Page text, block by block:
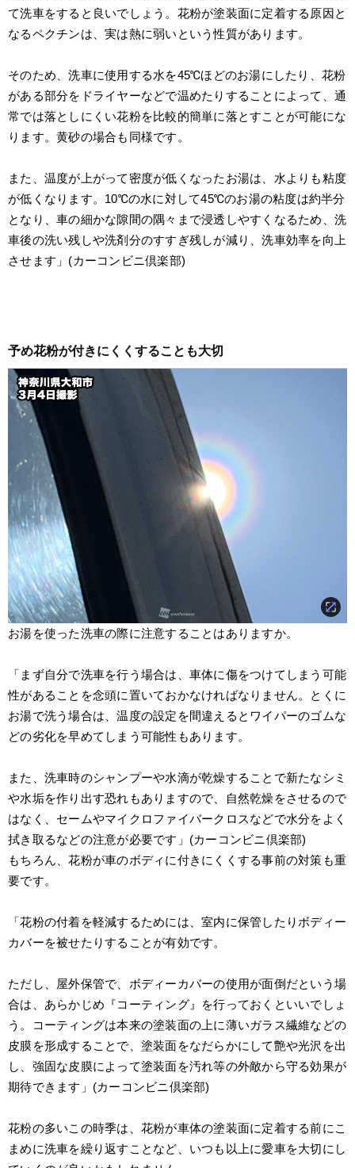
て洗車をすると良いでしょう。花粉が塗装面に定着する原因と
なるペクチンは、実は熱に弱いという性質があります。
そのため、洗車に使用する水を45℃ほどのお湯にしたり、花粉
がある部分をドライヤーなどで温めたりすることによって、通
常では落としにくい花粉を比較的簡単に落とすことが可能にな
ります。黄砂の場合も同様です。
また、温度が上がって密度が低くなったお湯は、水よりも粘度
が低くなります。10℃の水に対して45℃のお湯の粘度は約半分
となり、車の細かな隙間の隅々まで浸透しやすくなるため、洗
車後の洗い残しや洗剤分のすすぎ残しが減り、洗車効率を向上
させます」(カーコンビニ倶楽部)
予め花粉が付きにくくすることも大切
お湯を使った洗車の際に注意することはありますか。
「まず自分で洗車を行う場合は、車体に傷をつけてしまう可能
性があることを念頭に置いておかなければなりません。とくに
お湯で洗う場合は、温度の設定を間違えるとワイパーのゴムな
どの劣化を早めてしまう可能性もあります。
また、洗車時のシャンプーや水滴が乾燥することで新たなシミ
や水垢を作り出す恐れもありますので、自然乾燥をさせるので
はなく、セームやマイクロファイバークロスなどで水分をよく
拭き取るなどの注意が必要です」(カーコンビニ倶楽部)
もちろん、花粉が車のボディに付きにくくする事前の対策も重
要です。
「花粉の付着を軽減するためには、室内に保管したりボディー
カバーを被せたりすることが有効です。
ただし、屋外保管で、ボディーカバーの使用が面倒だという場
合は、あらかじめ『コーティング』を行っておくといいでしょ
う。コーティングは本来の塗装面の上に薄いガラス繊維などの
皮膜を形成することで、塗装面をなだらかにして艶や光沢を出
し、強固な皮膜によって塗装面を汚れ等の外敵から守る効果が
期待できます」(カーコンビニ倶楽部)
花粉の多いこの時季は、花粉が車体の塗装面に定着する前にこ
まめに洗車を繰り返すことなど、いつも以上に愛車を大切にし